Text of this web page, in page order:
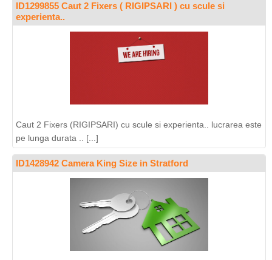
ID1299855 Caut 2 Fixers ( RIGIPSARI ) cu scule si
experienta..
Caut 2 Fixers (RIGIPSARI) cu scule si experienta.. lucrarea este
pe lunga durata .. [...]
ID1428942 Camera King Size in Stratford